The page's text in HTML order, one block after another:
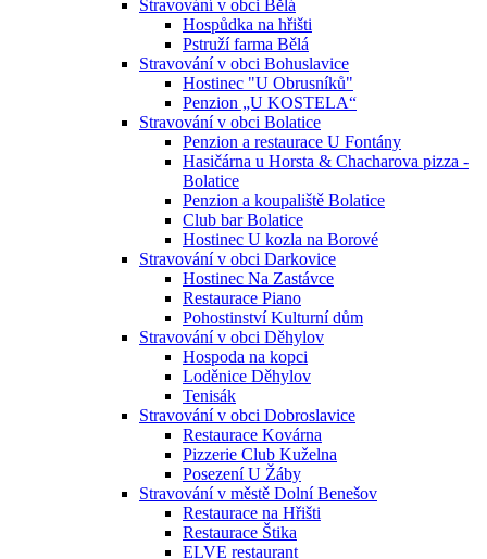
Stravování v obci Bělá
Hospůdka na hřišti
Pstruží farma Bělá
Stravování v obci Bohuslavice
Hostinec "U Obrusníků"
Penzion „U KOSTELA“
Stravování v obci Bolatice
Penzion a restaurace U Fontány
Hasičárna u Horsta & Chacharova pizza -
Bolatice
Penzion a koupaliště Bolatice
Club bar Bolatice
Hostinec U kozla na Borové
Stravování v obci Darkovice
Hostinec Na Zastávce
Restaurace Piano
Pohostinství Kulturní dům
Stravování v obci Děhylov
Hospoda na kopci
Loděnice Děhylov
Tenisák
Stravování v obci Dobroslavice
Restaurace Kovárna
Pizzerie Club Kuželna
Posezení U Žáby
Stravování v městě Dolní Benešov
Restaurace na Hřišti
Restaurace Štika
ELVE restaurant